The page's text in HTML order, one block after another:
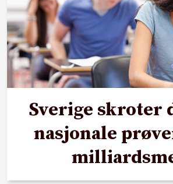
Sverige skroter
nasjonale